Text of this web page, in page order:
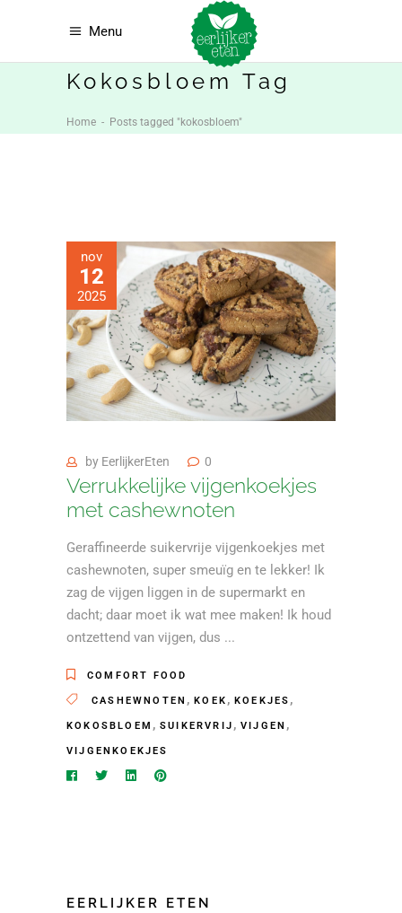
Menu
Kokosbloem Tag
Home - Posts tagged "kokosbloem"
nov
12
2025
by EerlijkerEten 0
Verrukkelijke vijgenkoekjes
met cashewnoten
Geraffineerde suikervrije vijgenkoekjes met
cashewnoten, super smeuïg en te lekker! Ik
zag de vijgen liggen in de supermarkt en
dacht; daar moet ik wat mee maken! Ik houd
ontzettend van vijgen, dus
COMFORT FOOD
CASHEWNOTEN ,KOEK ,KOEKJES ,
KOKOSBLOEM , SUIKERVRIJ , VIJGEN ,
VIJGENKOEKJES
EERLIJKER ETEN